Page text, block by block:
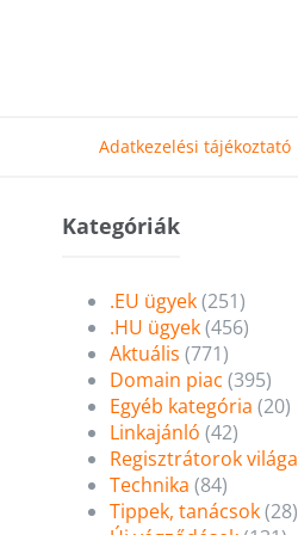
Adatkezelési tájékoztató
Kategóriák
.EU ügyek(251)
.HU ügyek(456)
Aktuális (771)
Domain piac (395)
Egyéb kategória (20)
Linkajánló (42)
Regisztrátorok világa
Technika (84)
Tippek, tanácsok(28)